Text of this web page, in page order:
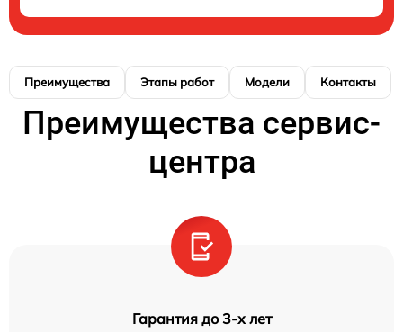
Преимущества Этапы работ Модели Контакты
Преимущества сервис-
центра
Гарантия до 3-х лет